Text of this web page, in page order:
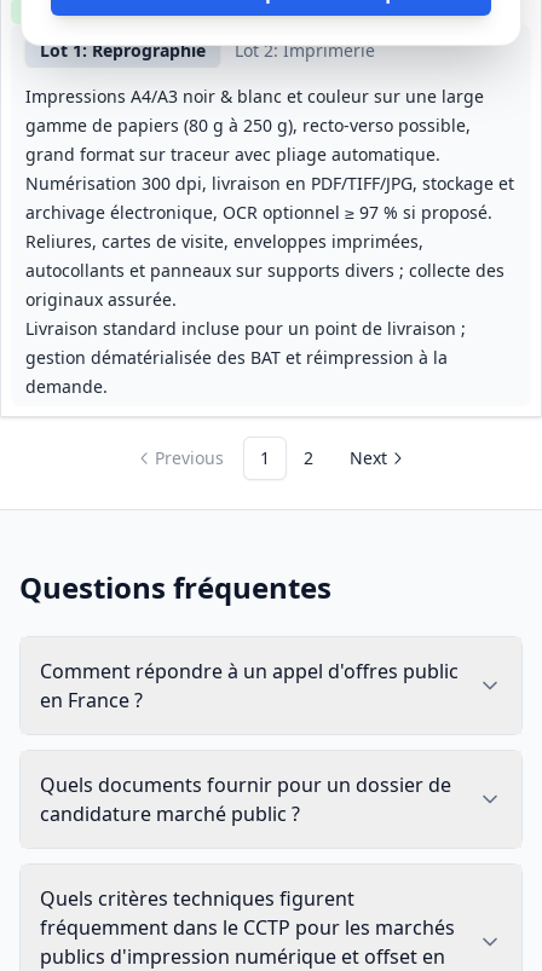
Lot1: Reprographie Lot2: Imprimerie
Impressions A4/A3 noir & blanc et couleur sur une large
gamme de papiers (80 g à 250 g), recto-verso possible,
grand format sur traceur avec pliage automatique.
Numérisation 300 dpi, livraison en PDF/TIFF/JPG, stockage et
archivage électronique, OCR optionnel ≥ 97 % si proposé.
Reliures, cartes de visite, enveloppes imprimées,
autocollants et panneaux sur supports divers ; collecte des
originaux assurée.
Livraison standard incluse pour un point de livraison ;
gestion dématérialisée des BAT et réimpression à la
demande.
Clause environnementale Clause sociale
Previous 1 2 Next
Questions fréquentes
Comment répondre à un appel d'offres public
en France ?
Quels documents fournir pour un dossier de
candidature marché public ?
Quels critères techniques figurent
fréquemment dans le CCTP pour les marchés
publics d'impression numérique et offset en